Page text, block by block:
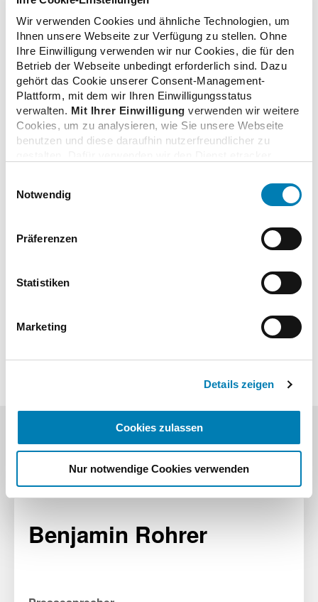
Wir verwenden Cookies und ähnliche Technologien, um
Ihnen unsere Webseite zur Verfügung zu stellen. Ohne
Ihre Einwilligung verwenden wir nur Cookies, die für den
Betrieb der Webseite unbedingt erforderlich sind. Dazu
gehört das Cookie unserer Consent-Management-
Plattform, mit dem wir Ihren Einwilligungsstatus
verwalten. Mit Ihrer Einwilligung verwenden wir weitere
Cookies, um zu analysieren, wie Sie unsere Webseite
benutzen und diese daraufhin nutzerfreundlicher zu
Adresse und Ihr Surfverhalten verarbeitet. Mit einem
Klick auf „Cookies zulassen“ stimmen Sie der
erforderlichen Cookies zu. Über die Schaltfläche „Nur
notwendige Cookies verwenden“ können Sie die nicht
unteren Regler Ihre persönlichen Bedürfnisse individuell
einstellen. Sie können Ihre Einwilligung jederzeit mit
Datenschutzhinweisen.
Impressum
Notwendig
Präferenzen
Statistiken
Marketing
Details zeigen
Cookies zulassen
Nur notwendige Cookies verwenden
Links
gestiegen
31.01.2022
COVID-19-Impfungen in Apotheken starten am 8.
Februar
28.01.2022
Ausreichendes Angebot von Antigentests durch
08.10.2021
06.10.2021
Pressekontakt
Benjamin Rohrer